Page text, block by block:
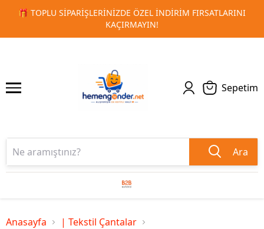
🚀 KURUMSAL PROMOSYON VE MATBAA
1 2
Sepetim
Ara
Anasayfa
| Tekstil Çantalar